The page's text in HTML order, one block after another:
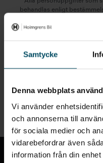
Samtycke
Denna webbplats
Vi använder
och annonserna till
för sociala medier och
vidarebefordrar även
information från din
behandlas enligt
kan du
Snabblänkar
Till